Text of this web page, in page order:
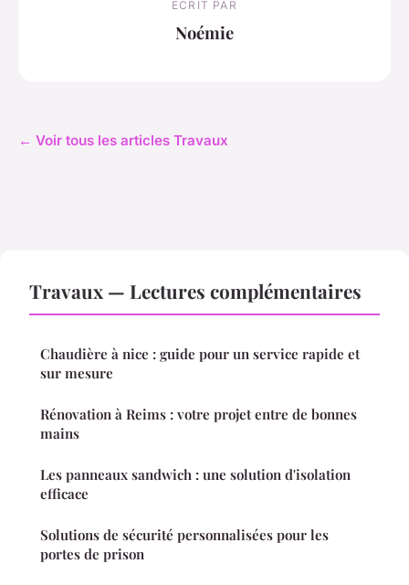
ECRIT PAR
Noémie
← Voir tous les articles Travaux
Travaux — Lectures complémentaires
Chaudière à nice : guide pour un service rapide et
sur mesure
Rénovation à Reims : votre projet entre de bonnes
mains
Les panneaux sandwich : une solution d'isolation
efficace
Solutions de sécurité personnalisées pour les
portes de prison